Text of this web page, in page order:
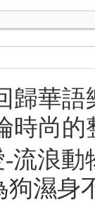
歸華
時尚的
流浪
狗濕身